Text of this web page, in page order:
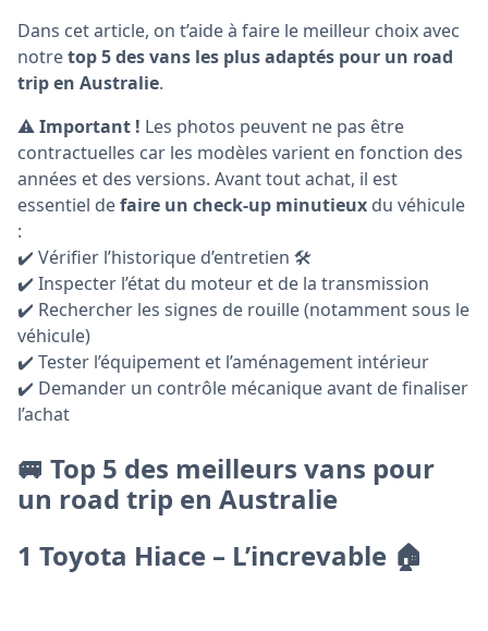
Dans cet article, on t’aide à faire le meilleur choix avec
notretop 5 des vans les plus adaptés pour un road
trip en Australie.
⚠️Important ! Les photos peuvent ne pas être
contractuelles car les modèles varient en fonction des
années et des versions. Avant tout achat, il est
essentiel defaire un check-up minutieux du véhicule
:
✔️ Vérifier l’historique d’entretien 🛠️
✔️ Inspecter l’état du moteur et de la transmission
✔️ Rechercher les signes de rouille (notamment sous le
véhicule)
✔️ Tester l’équipement et l’aménagement intérieur
✔️ Demander un contrôle mécanique avant de finaliser
l’achat
🚐 Top 5 des meilleurs vans pour
un road trip en Australie
1️ Toyota Hiace – L’increvable 🏠